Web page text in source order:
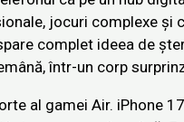
jocuri complexe
complet ideea de
într-un corp
al gamei Air. iPhone